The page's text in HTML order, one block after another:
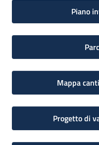
Piano
Mappa
Progetto di